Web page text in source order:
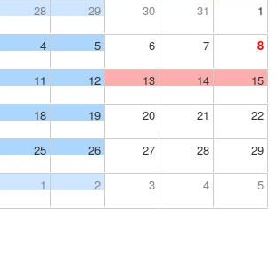
28 29 30 31 1
4 5 6 7 8
11 12 13 14 15
18 19 20 21 22
25 26 27 28 29
1 2 3 4 5